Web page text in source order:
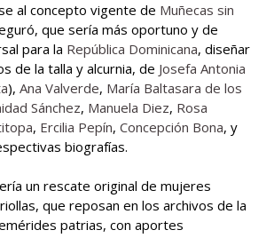
al concepto vigente de Muñecas sin
que sería más oportuno y de
para la República Dominicana, diseñar
de la talla y alcurnia, de Josefa Antonia
), Ana Valverde, María Baltasara de los
Sánchez, Manuela Diez, Rosa
, Ercilia Pepín, Concepción Bona, y
biografías.
un rescate original de mujeres
que reposan en los archivos de la
patrias, con aportes